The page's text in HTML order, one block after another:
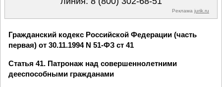
Реклама jurik.ru
Гражданский кодекс Российской Федерации (часть
первая) от 30.11.1994 N 51-ФЗ ст 41
Статья 41. Патронаж над совершеннолетними
дееспособными гражданами